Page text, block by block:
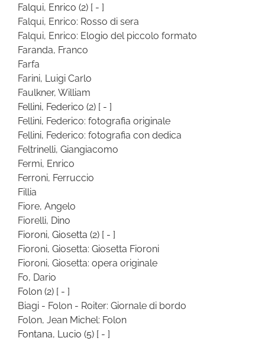
Falqui, Enrico (2) [ - ]
Falqui, Enrico: Rosso di sera
Falqui, Enrico: Elogio del piccolo formato
Faranda, Franco
Farfa
Farini, Luigi Carlo
Faulkner, William
Fellini, Federico (2) [ - ]
Fellini, Federico: fotografia originale
Fellini, Federico: fotografia con dedica
Feltrinelli, Giangiacomo
Fermi, Enrico
Ferroni, Ferruccio
Fillia
Fiore, Angelo
Fiorelli, Dino
Fioroni, Giosetta (2) [ - ]
Fioroni, Giosetta: Giosetta Fioroni
Fioroni, Giosetta: opera originale
Fo, Dario
Folon (2) [ - ]
Biagi - Folon - Roiter: Giornale di bordo
Folon, Jean Michel: Folon
Fontana, Lucio (5) [ - ]